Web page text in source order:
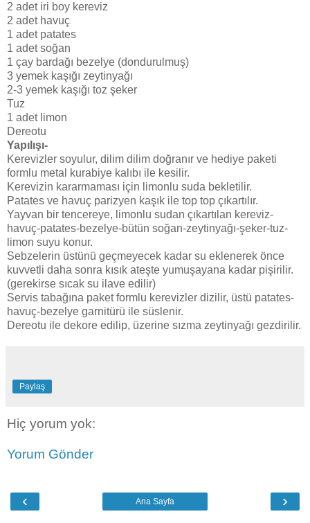
2 adet iri boy kereviz
2 adet havuç
1 adet patates
1 adet soğan
1 çay bardağı bezelye (dondurulmuş)
3 yemek kaşığı zeytinyağı
2-3 yemek kaşığı toz şeker
Tuz
1 adet limon
Dereotu
Yapılışı-
Kerevizler soyulur, dilim dilim doğranır ve hediye paketi
formlu metal kurabiye kalıbı ile kesilir.
Kerevizin kararmaması için limonlu suda bekletilir.
Patates ve havuç parizyen kaşık ile top top çıkartılır.
Yayvan bir tencereye, limonlu sudan çıkartılan kereviz-
havuç-patates-bezelye-bütün soğan-zeytinyağı-şeker-tuz-
limon suyu konur.
Sebzelerin üstünü geçmeyecek kadar su eklenerek önce
kuvvetli daha sonra kısık ateşte yumuşayana kadar pişirilir.
(gerekirse sıcak su ilave edilir)
Servis tabağına paket formlu kerevizler dizilir, üstü patates-
havuç-bezelye garnitürü ile süslenir.
Dereotu ile dekore edilip, üzerine sızma zeytinyağı gezdirilir.
Paylaş
Hiç yorum yok:
Yorum Gönder
‹ ›
Ana Sayfa